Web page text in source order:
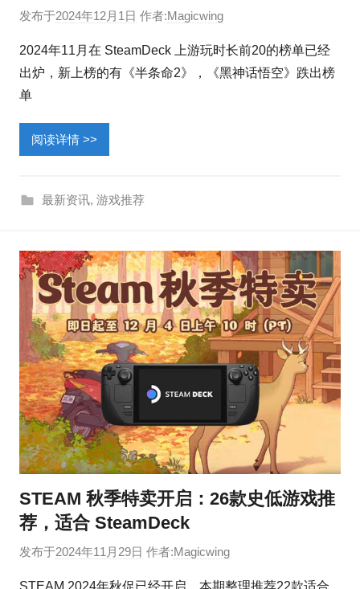
发布于2024年12月1日 作者:Magicwing
2024年11月在 SteamDeck 上游玩时长前20的榜单已经
出炉，新上榜的有《半条命2》，《黑神话悟空》跌出榜
单
阅读详情 >>
最新资讯, 游戏推荐
STEAM 秋季特卖开启：26款史低游戏推
荐，适合 SteamDeck
发布于2024年11月29日 作者:Magicwing
STEAM 2024年秋促已经开启，本期整理推荐22款适合